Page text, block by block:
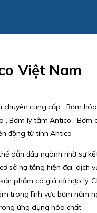
Việt Nam
cung cấp : Bơm
, Bơm ly tâm Antico , Bơm
động từ tính Antico
dẫn đầu ngành nhờ sự
sở hạ tầng hiện đại, dịch
phẩm có giá cả hợp lý.
trong lĩnh vực bơm nằm
ứng dụng hóa chất.